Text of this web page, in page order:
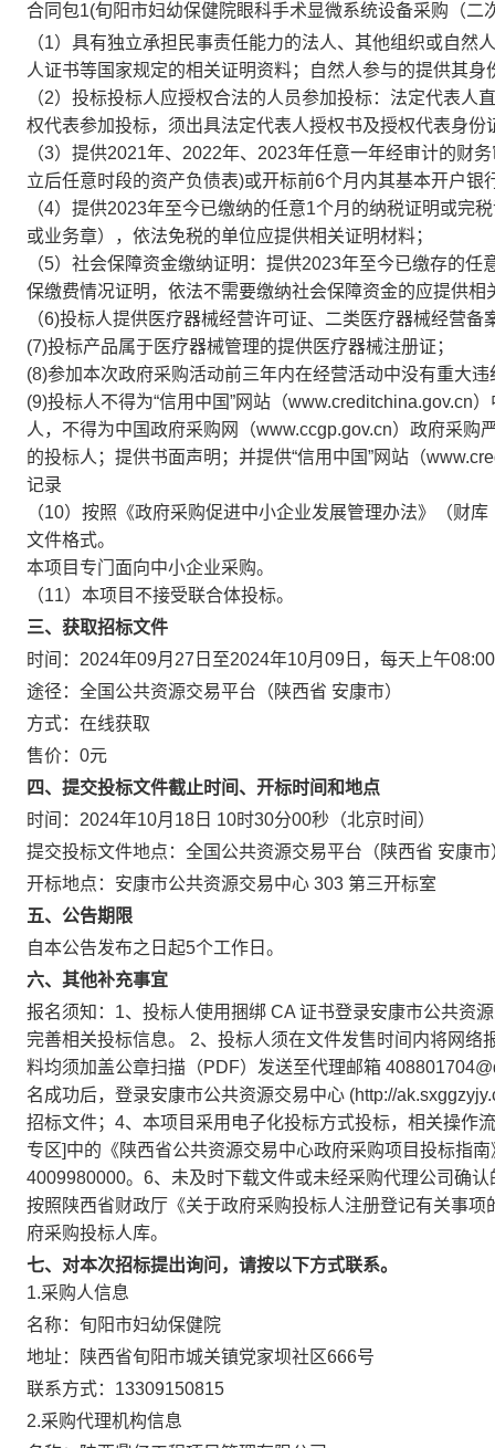
合同包1(旬阳市妇幼保健院眼科手术显微系统设备采购（二
（1）具有独立承担民事责任能力的法人、其他组织或自
人证书等国家规定的相关证明资料；自然人参与的提供其身
（2）投标投标人应授权合法的人员参加投标：法定代表
权代表参加投标，须出具法定代表人授权书及授权代表身
（3）提供2021年、2022年、2023年任意一年经审计的财
立后任意时段的资产负债表)或开标前6个月内其基本开户银
（4）提供2023年至今已缴纳的任意1个月的纳税证明或完
或业务章），依法免税的单位应提供相关证明材料；
（5）社会保障资金缴纳证明：提供2023年至今已缴存的
保缴费情况证明，依法不需要缴纳社会保障资金的应提供相
（6)投标人提供医疗器械经营许可证、二类医疗器械经营
(7)投标产品属于医疗器械管理的提供医疗器械注册证；
(8)参加本次政府采购活动前三年内在经营活动中没有重大
(9)投标人不得为“信用中国”网站（www.creditchina.gov.cn
人，不得为中国政府采购网（www.ccgp.gov.cn）政府采
的投标人；提供书面声明；并提供“信用中国”网站（
记录
（10）按照《政府采购促进中小企业发展管理办法》（财
文件格式。
本项目专门面向中小企业采购。
（11）本项目不接受联合体投标。
三、获取招标文件
时间： 2024年09月27日 至2024年10月09日 ，每天上午
途径： 全国公共资源交易平台（陕西省 安康市）
方式： 在线获取
售价： 0元
四、提交投标文件截止时间、开标时间和地点
时间： 2024年10月18日 10时30分00秒 （北京时间）
提交投标文件地点： 全国公共资源交易平台（陕西省 安康市
开标地点： 安康市公共资源交易中心 303 第三开标室
五、公告期限
自本公告发布之日起5个工作日。
六、其他补充事宜
报名须知： 1、投标人使用捆绑 CA 证书登录安康市公共资
完善相关投标信息。 2、投标人须在文件发售时间内将网
料均须加盖公章扫描（PDF）发送至代理邮箱
名成功后，登录安康市公共资源交易中心 (http://
招标文件；4、本项目采用电子化投标方式投标，相关操作
专区]中的《陕西省公共资源交易中心政府采购项目投标指
4009980000。6、未及时下载文件或未经采购代理公司确
按照陕西省财政厅《关于政府采购投标人注册登记有关事
府采购投标人库。
七、对本次招标提出询问，请按以下方式联系。
1.采购人信息
名称： 旬阳市妇幼保健院
地址：
陕西省旬阳市城关镇党家坝社区666号
联系方式： 13309150815
2.采购代理机构信息